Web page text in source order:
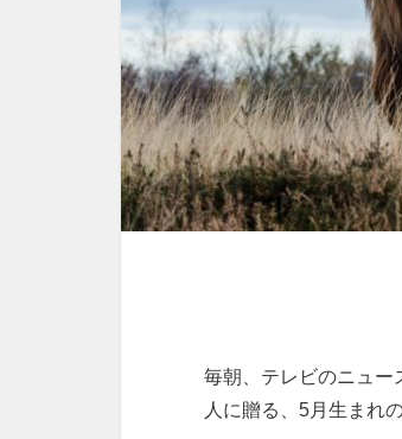
毎朝、テレビのニュー
人に贈る、5月生まれ